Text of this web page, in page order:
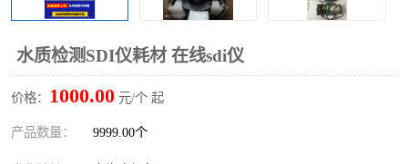
水质检测SDI仪耗材 在线sdi仪
价格： 1000.00 元/个 起
产品数量： 9999.00个